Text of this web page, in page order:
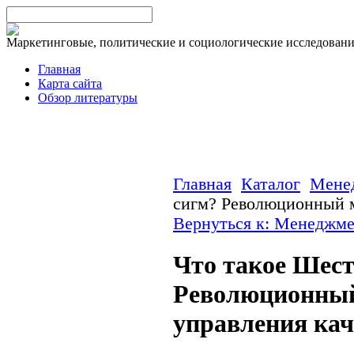
Маркетинговые, политические и социологические
Главная
Карта сайта
Обзор литературы
Главная Каталог
сигм? Революционный
Вернуться к:
Что такое
управления